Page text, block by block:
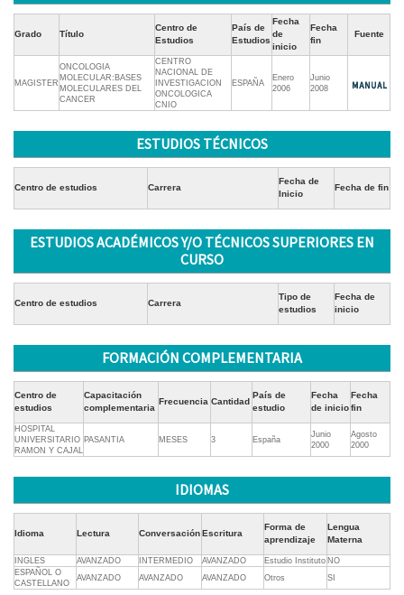
Grado Título
Centro de
Estudios
País de
Estudios
Fecha
de
inicio
Fecha
fin
Fuente
MAGISTER
ONCOLOGIA
MOLECULAR:BASES
MOLECULARES DEL
CANCER
CENTRO
NACIONAL DE
INVESTIGACION
ONCOLOGICA
CNIO
ESPAÑA
Enero
2006
Junio
2008
ESTUDIOS TÉCNICOS
Centro de estudios Carrera
Fecha de
Inicio
Fecha de fin
ESTUDIOS ACADÉMICOS Y/O TÉCNICOS SUPERIORES EN
CURSO
Centro de estudios Carrera
Tipo de
estudios
Fecha de
inicio
FORMACIÓN COMPLEMENTARIA
Centro de
estudios
Capacitación
complementaria
Frecuencia Cantidad
País de
estudio
Fecha
de inicio
Fecha
fin
HOSPITAL
UNIVERSITARIO
RAMON Y CAJAL
PASANTIA MESES 3 España
Junio
2000
Agosto
2000
IDIOMAS
Idioma Lectura ConversaciónEscritura
Forma de
aprendizaje
Lengua
Materna
INGLES AVANZADO INTERMEDIO AVANZADO Estudio Instituto NO
ESPAÑOL O
CASTELLANO
AVANZADO AVANZADO AVANZADO Otros SI